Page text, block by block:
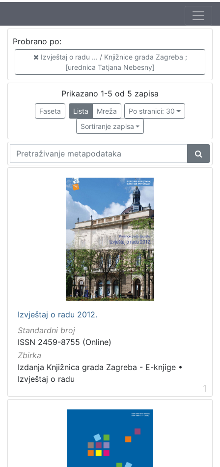
Zbirka
Izvještaj o radu
Izdanja Knjižnica grada Zagreba - E-knjige
Probrano po:
Izvještaj o radu ... / Knjižnice grada Zagreba ;
[urednica Tatjana Nebesny]
Prikazano 1-5 od 5 zapisa
Faseta Lista Mreža
Po stranici: 30
Sortiranje zapisa
Izvještaj o radu 2012.
Standardni broj
ISSN 2459-8755 (Online)
Zbirka
Izdanja Knjižnica grada Zagreba - E-knjige •
Izvještaj o radu
1